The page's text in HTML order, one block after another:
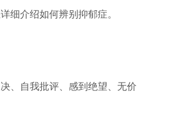
细介绍如何辨别抑郁症。
、自我批评、感到绝望、无价